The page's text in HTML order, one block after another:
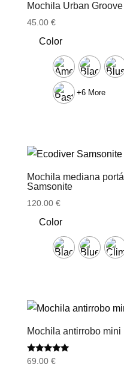
Mochila Urban
45.00 €
Color
+6 More
Mochila mediana
Samsonite
120.00 €
Color
Mochila antirrobo
Valorado
69.00 €